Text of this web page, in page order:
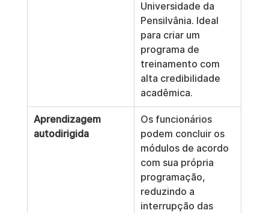
Universidade da
Pensilvânia. Ideal
para criar um
programa de
treinamento com
alta credibilidade
acadêmica.
Aprendizagem
autodirigida
Os funcionários
podem concluir os
módulos de acordo
com sua própria
programação,
reduzindo a
interrupção das